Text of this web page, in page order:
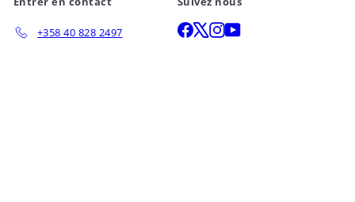
+358 40 828 2497
Facebook
X Instagram
YouTube